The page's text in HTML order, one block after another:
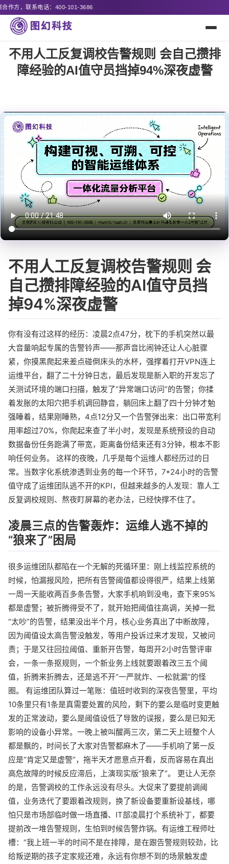
不用人工反复调校告警规则 会自己攒排
障经验的AI值守员挡掉94%深夜虚警
不用人工反复调校告警规则 会
自己攒排障经验的AI值守员挡
掉94%深夜虚警
你有没有过这样的经历：凌晨2点47分，枕下的手机突然以最
大音量响起专属的告警铃声——那声音比闹钟还让人心脏骤
紧，你摸黑爬起来差点碰倒床头的水杯，强撑着打开VPN连上
运维平台，翻了二十分钟日志，最后发现是新入职的开发忘了
关测试环境的端口扫描，触发了“异常端口访问”的告警；你揉
着发胀的太阳穴把手机调回静音，躺回床上翻了四十分钟才勉
强睡着，结果刚睡熟，4点12分又一个告警弹出来：出口带宽利
用率超过70%，你爬起来查了半小时，发现是系统预设的自动
数据备份任务跑满了带宽，距离备份结束还有3分钟，根本不影
响任何业务。 这样的夜晚，几乎是每个运维人都经历过的日
常。当数字化系统渗透到业务的每一个环节，7*24小时的告警
值守成了运维团队逃不开的KPI，但越来越多的人发现：靠人工
反复调校规则、熬夜盯屏幕的老办法，已经快撑不住了。
凌晨三点的告警轰炸：运维人逃不掉的
“狼来了”困局
很多运维团队都陷在一个无解的死循环里：刚上线监控系统的
时候，怕漏报风险，把所有告警阈值都设得很严，结果上线第
一周一天能收两百多条告警，大家手机响到没电，查下来95%
都是虚警；被折腾得受不了，就开始把阈值往高调，关掉一批
“太吵”的告警，结果没出半个月，核心业务真出了中断故障，
因为阈值设太高告警没触发，等用户投诉过来才发现，又被问
责；于是又往回拉阈值、重新开告警，每周开2小时告警评审
会，一条一条抠规则，一个新业务上线就要跟着改三五个阈
值，折腾来折腾去，还是逃不开“一严就炸、一松就漏”的怪
圈。 有运维团队算过一笔账：值班时收到的深夜告警里，平均
10条里只有1条是真需要处置的风险，剩下的要么是临时变更触
发的正常波动，要么是阈值设低了导致的误报，要么是已知无
影响的设备小异常。一晚上被叫醒两三次，第二天上班整个人
都是飘的，时间长了大家对告警都麻木了——手机响了第一反
应是“肯定又是虚警”，拖半天才愿意点开看，反而容易在真出
高危故障的时候反应滞后，上演现实版“狼来了”。 更让人无奈
的是，告警调校的工作永远没有尽头。大促来了要提前调阈
值，业务迭代了要跟着改规则，换了新设备要重新设基线，哪
怕只是市场部临时做一场直播、IT部凌晨打个系统补丁，都要
提前改一堆告警规则，生怕到时候告警炸锅。有运维工程师吐
槽：“我上班一半的时间不是在排障，是在跟告警规则较劲，比
给叛逆期的孩子定家规还难，永远有你想不到的场景触发虚